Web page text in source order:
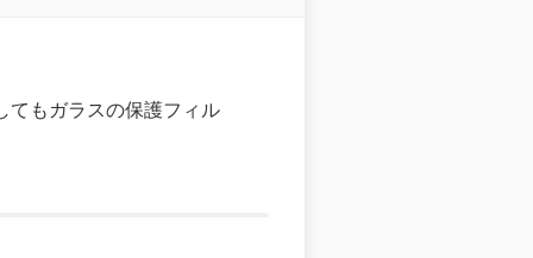
てもガラスの保護フィル